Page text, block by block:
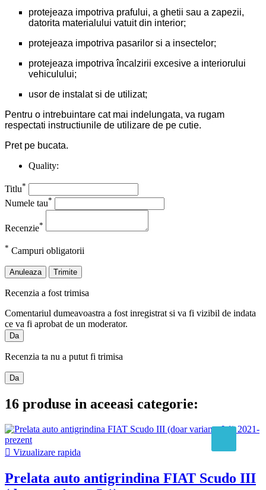
protejeaza impotriva prafului, a ghetii sau a zapezii,
datorita materialului vatuit din interior;
protejeaza impotriva pasarilor si a insectelor;
protejeaza impotriva încalzirii excesive a interiorului
vehiculului;
usor de instalat si de utilizat;
Pentru o intrebuintare cat mai indelungata, va rugam
respectati instructiunile de utilizare de pe cutie.
Pret pe bucata.
Quality:
Titlu*
Numele tau*
Recenzie*
* Campuri obligatorii
Anuleaza Trimite
Recenzia a fost trimisa
Comentariul dumeavoastra a fost inregistrat si va fi vizibil de indata
ce va fi aprobat de un moderator.
Da
Recenzia ta nu a putut fi trimisa
Da
16 produse in aceeasi categorie:
 Vizualizare rapida
Prelata auto antigrindina FIAT Scudo III